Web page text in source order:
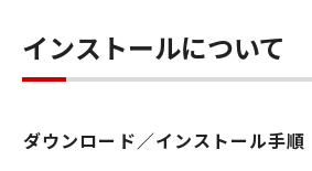
なる損害（逸失利益およびその
は付随的な損害を含むがこれら
全ての損害を言います。）につ
します。たとえ、キヤノン、キ
インストールについて
ダウンロード／インストール手順